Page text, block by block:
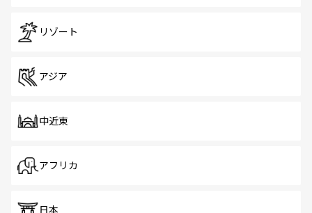
リゾート
アジア
中近東
アフリカ
日本